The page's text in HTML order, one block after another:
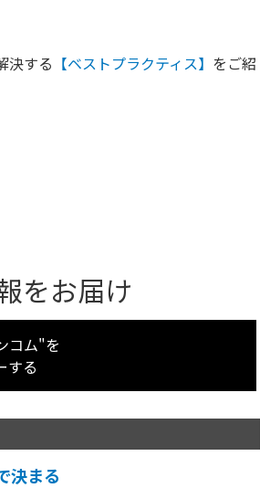
決する 【ベストプラクティス】 をご紹
をお届け
コム"を
する
決まる